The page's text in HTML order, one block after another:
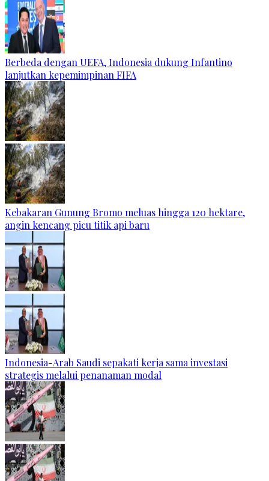
Berbeda dengan UEFA, Indonesia dukung Infantino
lanjutkan kepemimpinan FIFA
Kebakaran Gunung Bromo meluas hingga 120 hektare,
angin kencang picu titik api baru
Indonesia-Arab Saudi sepakati kerja sama investasi
strategis melalui penanaman modal